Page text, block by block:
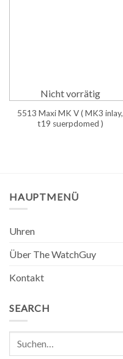
Nicht vorrätig
5513 Maxi MK V ( MK3 inlay,
t19 suerpdomed )
HAUPTMENÜ
Uhren
Über The WatchGuy
Kontakt
SEARCH